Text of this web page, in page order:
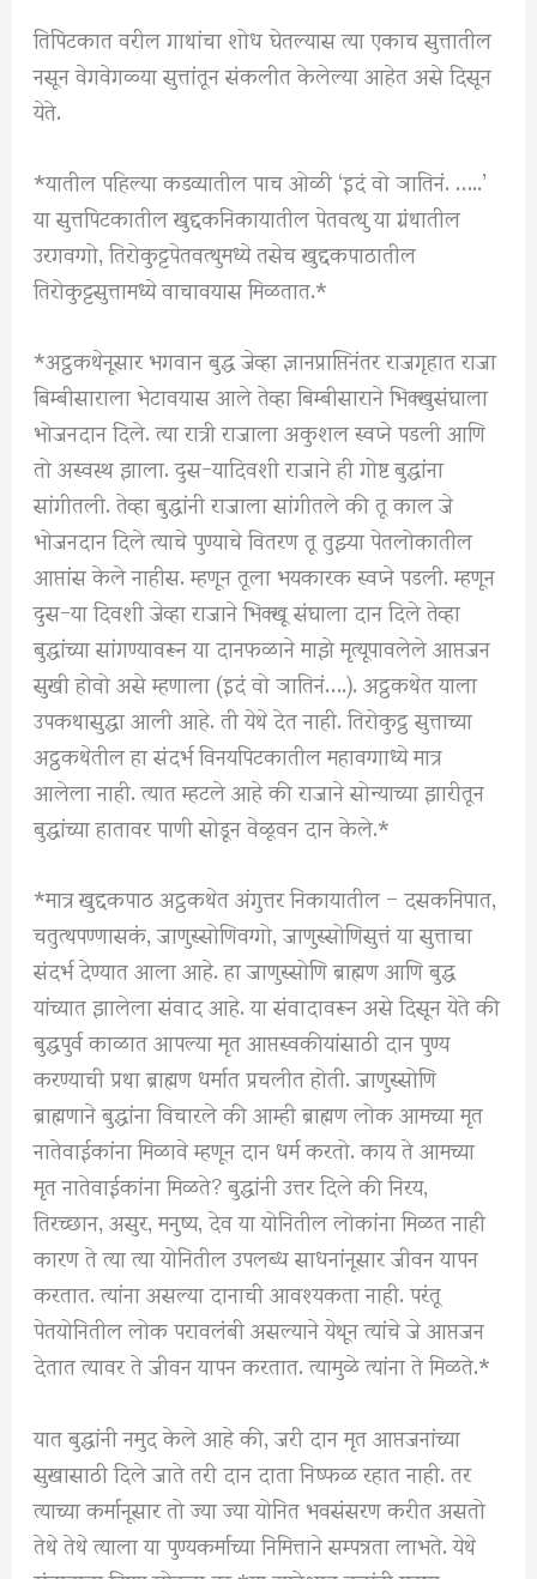
तिपिटकात वरील गाथांचा शोध घेतल्यास त्या एकाच सुत्तातील
नसून वेगवेगळ्या सुत्तांतून संकलीत केलेल्या आहेत असे दिसून
येते.
*यातील पहिल्या कडव्यातील पाच ओळी ‘इदं वो ञातिनं. …..’
या सुत्तपिटकातील खुद्दकनिकायातील पेतवत्थु या ग्रंथातील
उरगवग्गो, तिरोकुट्टपेतवत्थुमध्ये तसेच खुद्दकपाठातील
तिरोकुट्टसुत्तामध्ये वाचावयास मिळतात.*
*अट्ठकथेनूसार भगवान बुद्ध जेव्हा ज्ञानप्राप्तिनंतर राजगृहात राजा
बिम्बीसाराला भेटावयास आले तेव्हा बिम्बीसाराने भिक्खुसंघाला
भोजनदान दिले. त्या रात्री राजाला अकुशल स्वप्ने पडली आणि
तो अस्वस्थ झाला. दुस-यादिवशी राजाने ही गोष्ट बुद्धांना
सांगीतली. तेव्हा बुद्धांनी राजाला सांगीतले की तू काल जे
भोजनदान दिले त्याचे पुण्याचे वितरण तू तुझ्या पेतलोकातील
आप्तांस केले नाहीस. म्हणून तूला भयकारक स्वप्ने पडली. म्हणून
दुस-या दिवशी जेव्हा राजाने भिक्खू संघाला दान दिले तेव्हा
बुद्धांच्या सांगण्यावरून या दानफळाने माझे मृत्यूपावलेले आप्तजन
सुखी होवो असे म्हणाला (इदं वो ञातिनं….). अट्ठकथेत याला
उपकथासुद्धा आली आहे. ती येथे देत नाही. तिरोकुट्ठ सुत्ताच्या
अट्ठकथेतील हा संदर्भ विनयपिटकातील महावग्गाध्ये मात्र
आलेला नाही. त्यात म्हटले आहे की राजाने सोन्याच्या झारीतून
बुद्धांच्या हातावर पाणी सोडून वेळूवन दान केले.*
*मात्र खुद्दकपाठ अट्ठकथेत अंगुत्तर निकायातील – दसकनिपात,
चतुत्थपण्णासकं, जाणुस्सोणिवग्गो, जाणुस्सोणिसुत्तं या सुत्ताचा
संदर्भ देण्यात आला आहे. हा जाणुस्सोणि ब्राह्मण आणि बुद्ध
यांच्यात झालेला संवाद आहे. या संवादावरून असे दिसून येते की
बुद्धपुर्व काळात आपल्या मृत आप्तस्वकीयांसाठी दान पुण्य
करण्याची प्रथा ब्राह्मण धर्मात प्रचलीत होती. जाणुस्सोणि
ब्राह्मणाने बुद्धांना विचारले की आम्ही ब्राह्मण लोक आमच्या मृत
नातेवाईकांना मिळावे म्हणून दान धर्म करतो. काय ते आमच्या
मृत नातेवाईकांना मिळते? बुद्धांनी उत्तर दिले की निरय,
तिरच्छान, असुर, मनुष्य, देव या योनितील लोकांना मिळत नाही
कारण ते त्या त्या योनितील उपलब्ध साधनांनूसार जीवन यापन
करतात. त्यांना असल्या दानाची आवश्यकता नाही. परंतू
पेतयोनितील लोक परावलंबी असल्याने येथून त्यांचे जे आप्तजन
देतात त्यावर ते जीवन यापन करतात. त्यामुळे त्यांना ते मिळते.*
यात बुद्धांनी नमुद केले आहे की, जरी दान मृत आप्तजनांच्या
सुखासाठी दिले जाते तरी दान दाता निष्फळ रहात नाही. तर
त्याच्या कर्मानूसार तो ज्या ज्या योनित भवसंसरण करीत असतो
तेथे तेथे त्याला या पुण्यकर्माच्या निमित्ताने सम्पन्नता लाभते. येथे